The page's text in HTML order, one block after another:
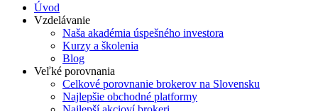
Úvod
Vzdelávanie
Naša akadémia úspešného investora
Kurzy a školenia
Blog
Veľké porovnania
Celkové porovnanie brokerov na Slovensku
Najlepšie obchodné platformy